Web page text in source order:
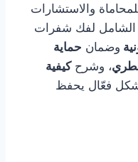
والاستشارات
الشامل لفك شفرات
وضمان حماية
، وشرحكيفية
فعّال يحفظ